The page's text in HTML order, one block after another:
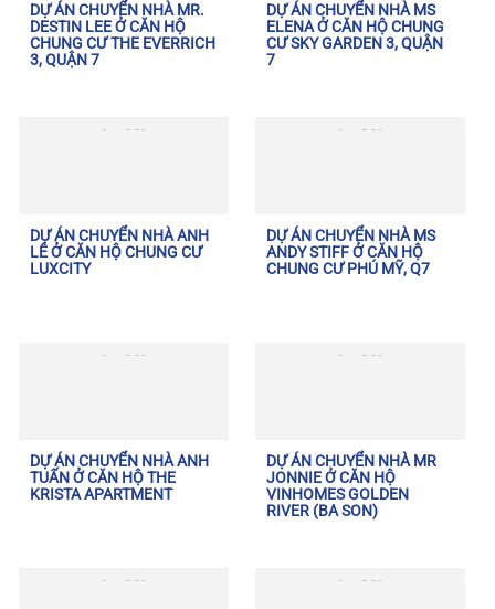
DỰ ÁN CHUYỂN NHÀ MR.
DESTIN LEE Ở CĂN HỘ
CHUNG CƯ THE EVERRICH
3, QUẬN 7
DỰ ÁN CHUYỂN NHÀ MS
ELENA Ở CĂN HỘ CHUNG
CƯ SKY GARDEN 3, QUẬN
7
DỰ ÁN CHUYỂN NHÀ ANH
LÊ Ở CĂN HỘ CHUNG CƯ
LUXCITY
DỰ ÁN CHUYỂN NHÀ MS
ANDY STIFF Ở CĂN HỘ
CHUNG CƯ PHÚ MỸ, Q7
DỰ ÁN CHUYỂN NHÀ ANH
TUẤN Ở CĂN HỘ THE
KRISTA APARTMENT
DỰ ÁN CHUYỂN NHÀ MR
JONNIE Ở CĂN HỘ
VINHOMES GOLDEN
RIVER (BA SON)